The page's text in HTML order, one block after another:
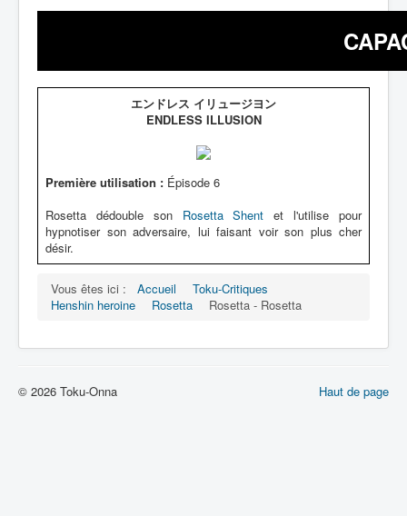
エンドレス イリュージヨン
ENDLESS ILLUSION
Première utilisation : Épisode 6
Rosetta dédouble son Rosetta Shent et l'utilise pour
hypnotiser son adversaire, lui faisant voir son plus cher
désir.
Vous êtes ici : Accueil
Toku-Critiques
Henshin heroine
Rosetta Rosetta - Rosetta
Haut de page
© 2026 Toku-Onna